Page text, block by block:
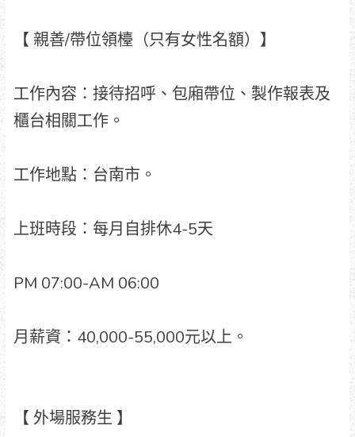
【 親善/帶位領檯（只有女性名額）】
工作內容：接待招呼、包廂帶位、製作報表及
櫃台相關工作。
工作地點：台南市。
上班時段：每月自排休4-5天
PM 07:00-AM 06:00
月薪資：40,000-55,000元以上。
【 外場服務生 】